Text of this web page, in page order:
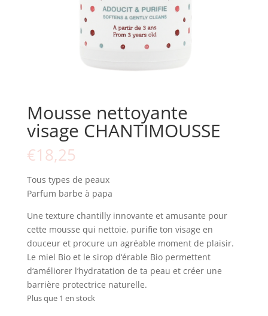
Mousse nettoyante
visage CHANTIMOUSSE
€18,25
Tous types de peaux
Parfum barbe à papa
Une texture chantilly innovante et amusante pour
cette mousse qui nettoie, purifie ton visage en
douceur et procure un agréable moment de plaisir.
Le miel Bio et le sirop d‘érable Bio permettent
d‘améliorer l‘hydratation de ta peau et créer une
barrière protectrice naturelle.
Plus que 1 en stock